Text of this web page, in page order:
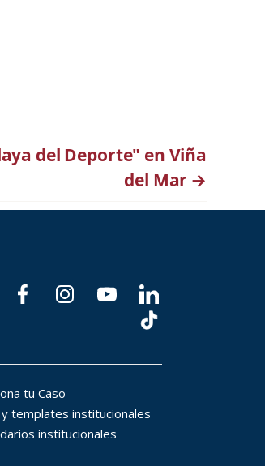
del Deporte" en Viña
del Mar →